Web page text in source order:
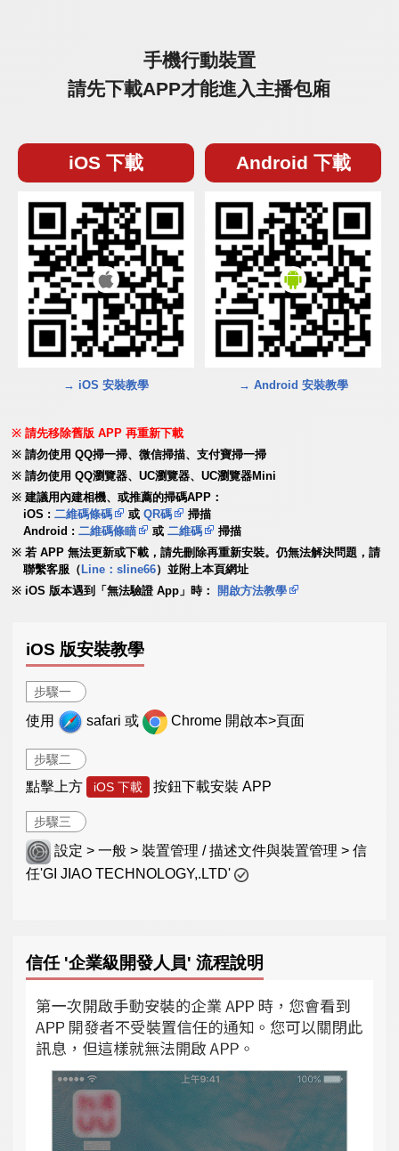
手機行動裝置
請先下載APP才能進入主播包廂
iOS 下載
→ iOS 安裝教學
Android 下載
→ Android 安裝教學
請先移除舊版 APP 再重新下載
請勿使用 QQ掃一掃、微信掃描、支付寶掃一掃
請勿使用 QQ瀏覽器、UC瀏覽器、UC瀏覽器Mini
建議用內建相機、或推薦的掃碼APP：
iOS :二維碼條碼 或QR碼
掃描
Android :二維碼條瞄 或二維碼
掃描
若 APP 無法更新或下載，請先刪除再重新安裝。仍無法解決問題，請
聯繫客服（ Line：sline66）並附上本頁網址
iOS 版本遇到「無法驗證 App」時：
開啟方法教學
iOS 版安裝教學
步驟一
使用 safari 或 Chrome 開啟本>頁面
步驟二
點擊上方 iOS 下載 按鈕下載安裝 APP
步驟三
設定 > 一般 > 裝置管理 / 描述文件與裝置管理 > 信
任'GI JIAO TECHNOLOGY,.LTD'
信任 '企業級開發人員' 流程說明